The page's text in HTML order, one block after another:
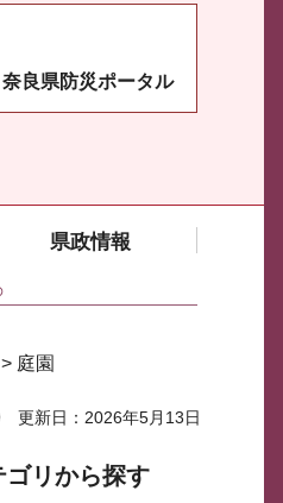
奈良県防災ポータル
県政情報
> 庭園
更新日：2026年5月13日
ゴリから探す